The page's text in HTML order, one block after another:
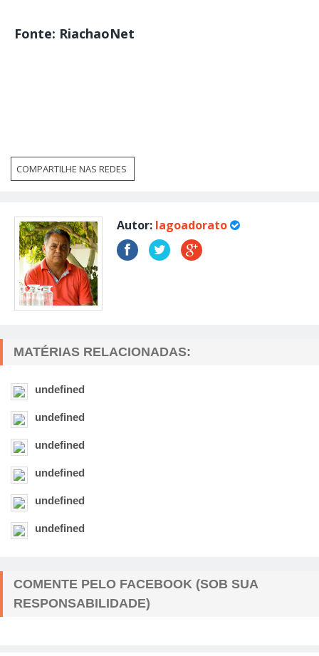
Fonte: RiachaoNet
COMPARTILHE NAS REDES
Autor: lagoadorato
MATÉRIAS RELACIONADAS:
undefined
undefined
undefined
undefined
undefined
undefined
COMENTE PELO FACEBOOK (SOB SUA
RESPONSABILIDADE)